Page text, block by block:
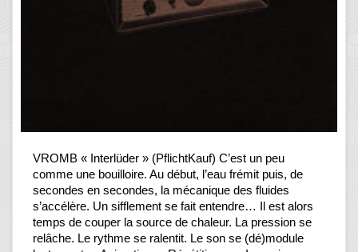
VROMB « Interlüder » (PflichtKauf) C’est un peu
comme une bouilloire. Au début, l’eau frémit puis, de
secondes en secondes, la mécanique des fluides
s’accélère. Un sifflement se fait entendre… Il est alors
temps de couper la source de chaleur. La pression se
relâche. Le rythme se ralentit. Le son se (dé)module